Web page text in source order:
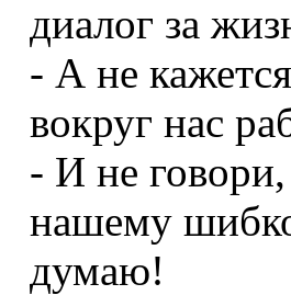
диалог за
- А не
вокруг нас
- И не
нашему шибко
думаю!